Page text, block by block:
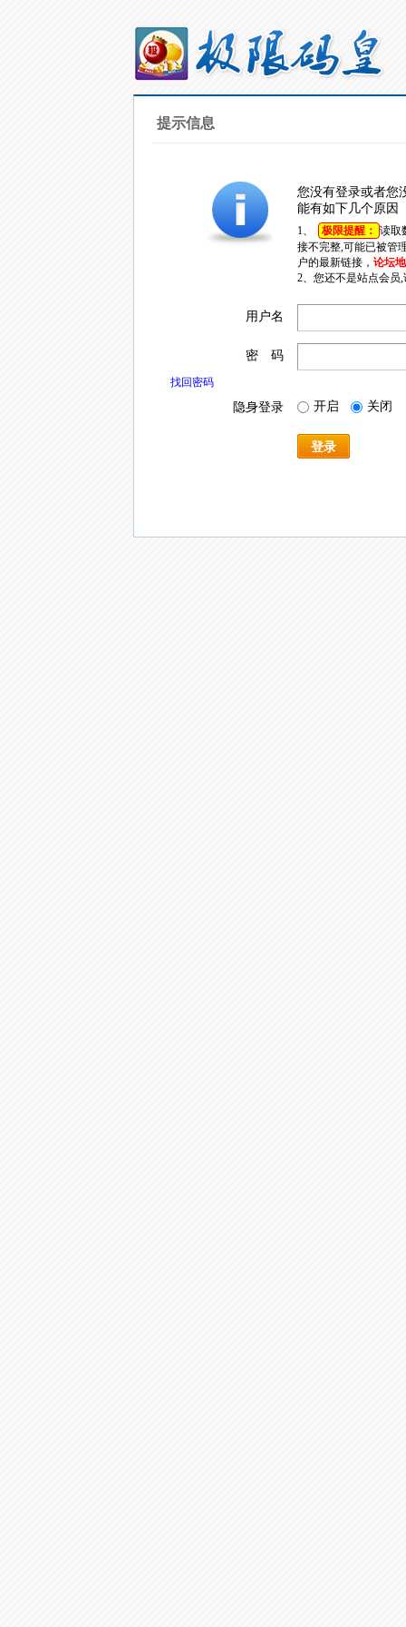
提示信息
您没有登录或者您
能有如下几个原因
1、 极限提醒： 读取
接不完整,可能已被管
户的最新链接， 论坛
2、您还不是站点会员
用户名
密 码
找回密码
隐身登录 开启 关闭
登录